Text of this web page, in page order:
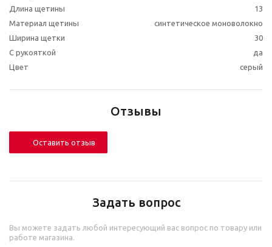
Длина щетины
13
Материал щетины
синтетическое моноволокно
Ширина щетки
30
С рукояткой
да
Цвет
серый
Отзывы
Оставить отзыв
Задать вопрос
Вы можете задать любой интересующий вас вопрос по товару или
работе магазина.